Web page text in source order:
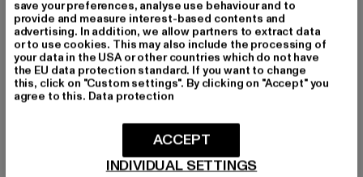
Schnitt: Fitted
Marke: Urban Classics
Kat.: Cargohosen
Farbe: schwarz
Hersteller Farbe: black
save your preferences, analyse use behaviour and to
provide and measure interest-based contents and
advertising. In addition, we allow partners to extract data
or to use cookies. This may also include the processing of
your data in the USA or other countries which do not have
the EU data protection standard. If you want to change
this, click on "Custom settings". By clicking on "Accept" you
agree to this. Data protection
INDIVIDUAL SETTINGS
ACCEPT